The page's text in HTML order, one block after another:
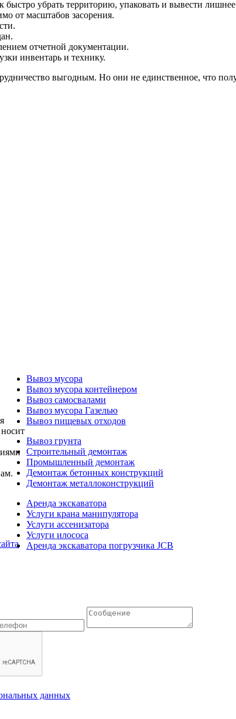
убрать территорию, упаковать и вывести
от масштабов засорения.
отчетной документации.
инвентарь и технику.
выгодным. Но они не единственное, что
Вывоз мусора
Вывоз мусора контейнером
Вывоз самосвалами
Вывоз мусора Газелью
Вывоз пищевых отходов
Вывоз грунта
Строительный демонтаж
Промышленный демонтаж
Демонтаж бетонных конструкций
Демонтаж металлоконструкций
Аренда экскаватора
Услуги крана манипулятора
Услуги ассенизатора
Услуги илососа
Аренда экскаватора погрузчика JCB
данных